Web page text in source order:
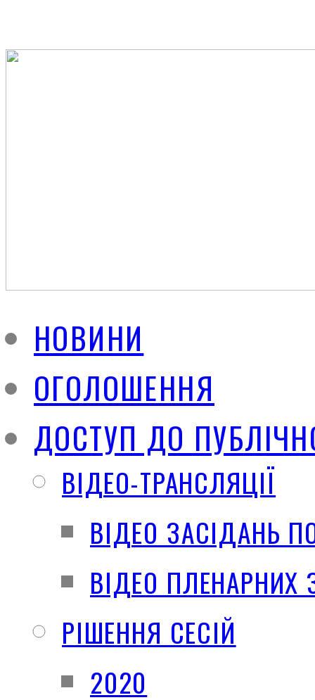
НОВИНИ
ОГОЛОШЕННЯ
ДОСТУП ДО
ВІДЕО-ТРАНСЛЯЦІЇ
ВІДЕО ЗАСІДАНЬ
ВІДЕО ПЛЕНАРНИХ
РІШЕННЯ СЕСІЙ
2020